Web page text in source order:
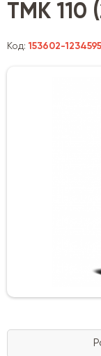
TMK 110
Код:153602-1234595